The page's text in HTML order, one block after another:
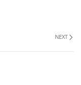
NEXT